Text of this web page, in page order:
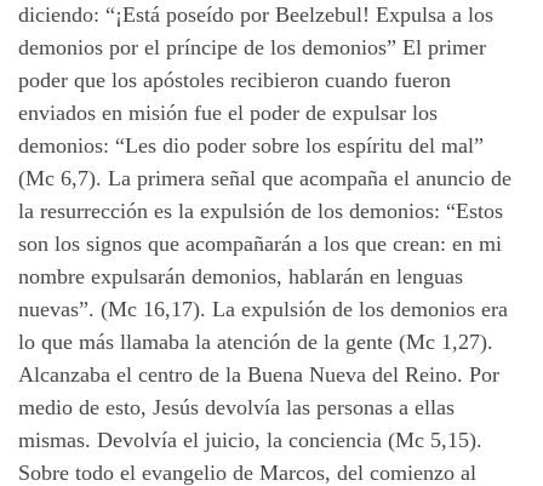
diciendo: “¡Está poseído por Beelzebul! Expulsa a los
demonios por el príncipe de los demonios” El primer
poder que los apóstoles recibieron cuando fueron
enviados en misión fue el poder de expulsar los
demonios: “Les dio poder sobre los espíritu del mal”
(Mc 6,7). La primera señal que acompaña el anuncio de
la resurrección es la expulsión de los demonios: “Estos
son los signos que acompañarán a los que crean: en mi
nombre expulsarán demonios, hablarán en lenguas
nuevas”. (Mc 16,17). La expulsión de los demonios era
lo que más llamaba la atención de la gente (Mc 1,27).
Alcanzaba el centro de la Buena Nueva del Reino. Por
medio de esto, Jesús devolvía las personas a ellas
mismas. Devolvía el juicio, la conciencia (Mc 5,15).
Sobre todo el evangelio de Marcos, del comienzo al